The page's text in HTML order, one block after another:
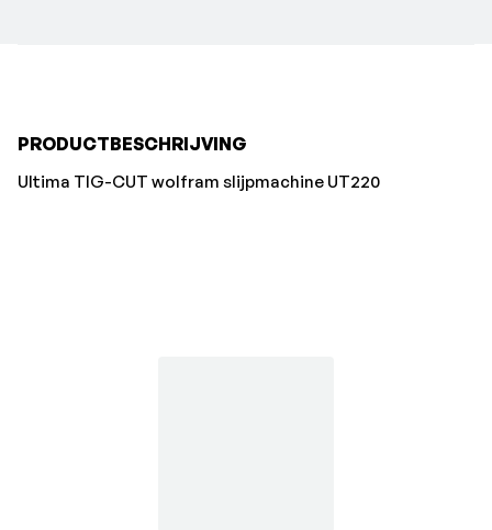
PRODUCTBESCHRIJVING
Ultima TIG-CUT wolfram slijpmachine UT220